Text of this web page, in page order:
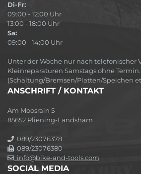
Di-Fr:
09:00 - 12:00 Uhr
13:00 - 18:00 Uhr
Sa:
09:00 - 14:00 Uhr
Unter der Woche nur nach telefonischer
Kleinreparaturen Samstags ohne Termin.
(Schaltung/Bremsen/Platten/Speichen
ANSCHRIFT / KONTAKT
Am Moosrain 5
85652 Pliening-Landsham
089/23076378
089/23076380
info@bike-and-tools.com
SOCIAL MEDIA